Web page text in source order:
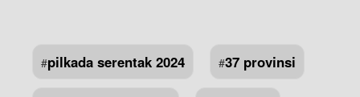
#pilkada serentak 2024 #37 provinsi